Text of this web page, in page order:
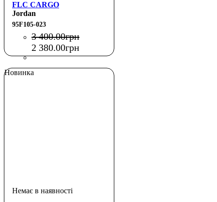
FLC CARGO
Jordan
95F105-023
3 400.00грн
2 380.00грн
Новинка